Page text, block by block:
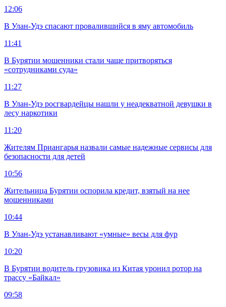
12:06
В Улан-Удэ спасают провалившийся в яму автомобиль
11:41
В Бурятии мошенники стали чаще притворяться
«сотрудниками суда»
11:27
В Улан-Удэ росгвардейцы нашли у неадекватной девушки в
лесу наркотики
11:20
Жителям Приангарья назвали самые надежные сервисы для
безопасности для детей
10:56
Жительница Бурятии оспорила кредит, взятый на нее
мошенниками
10:44
В Улан-Удэ устанавливают «умные» весы для фур
10:20
В Бурятии водитель грузовика из Китая уронил ротор на
трассу «Байкал»
09:58